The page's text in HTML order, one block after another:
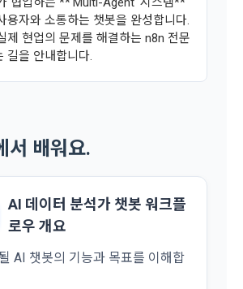
메일 인증 필요
콘] 회원가입 인증메일
계약을 체결한 개인을 말한다.
은 “데이콘 인재풀 서비스”를 이용하기 위
보와 프로젝트, 코드 등을 공유한 자로서, 채
에게 개인정보, 프로젝트, 코드 등을 제공하
이용하기 위해 “회사”와 일정 계약을 한 개
다.
“회사”가 “사이트”에 출제한 문제에 “개인
출하고, “회사”는 이를 평가하여 우수작을
를 말한다.
업회원”이 인력을 채용하거나 또는 솔루션
위하여 “회사"에 의뢰하는 경연대회 또는
경진대회 등을 말한다.
발생하는 경우, 추가적인 피해를 예방하고
복구하기 위해 누구에게 연락하여 어떤 도
알려 드립니다.
정하여 이용자의 ‘개인정보자기결정권’을
및 이용목적
하 “회사”)는 다음 목적을 위하여 개인정보
, 다음 목적 이외의 용도로는 수집한 개인정
다.
됩니다.
용에 새롭게 동의하고자 하는 경우에는 ‘홈>
용자와 소통하는 챗봇을 완성합니다.
제 현업의 문제를 해결하는 n8n 전문
길을 안내합니다.
서 배워요.
AI 데이터 분석가 챗봇 워크플
로우 개요
AI 챗봇의 기능과 목표를 이해합